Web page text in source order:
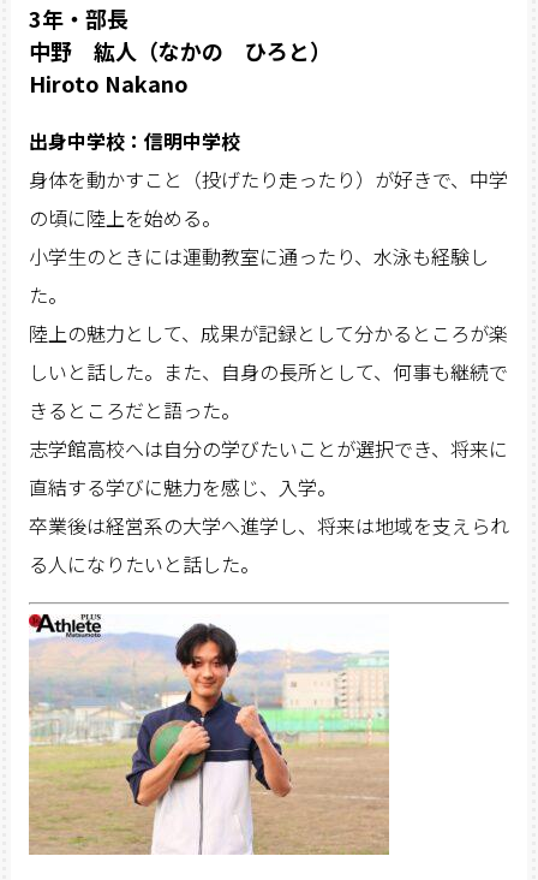
3年・部長
中野 紘人（なかの ひろと）
Hiroto Nakano
出身中学校：信明中学校
身体を動かすこと（投げたり走ったり）が好きで、中学
の頃に陸上を始める。
小学生のときには運動教室に通ったり、水泳も経験し
た。
陸上の魅力として、成果が記録として分かるところが楽
しいと話した。また、自身の長所として、何事も継続で
きるところだと語った。
志学館高校へは自分の学びたいことが選択でき、将来に
直結する学びに魅力を感じ、入学。
卒業後は経営系の大学へ進学し、将来は地域を支えられ
る人になりたいと話した。